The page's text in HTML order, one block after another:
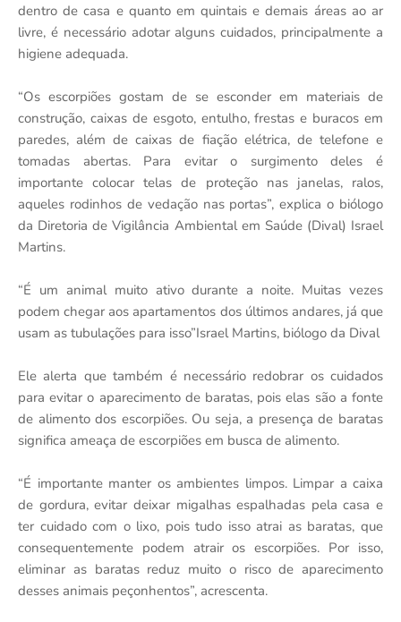
dentro de casa e quanto em quintais e demais áreas ao ar
livre, é necessário adotar alguns cuidados, principalmente a
higiene adequada.
“Os escorpiões gostam de se esconder em materiais de
construção, caixas de esgoto, entulho, frestas e buracos em
paredes, além de caixas de fiação elétrica, de telefone e
tomadas abertas. Para evitar o surgimento deles é
importante colocar telas de proteção nas janelas, ralos,
aqueles rodinhos de vedação nas portas”, explica o biólogo
da Diretoria de Vigilância Ambiental em Saúde (Dival) Israel
Martins.
“É um animal muito ativo durante a noite. Muitas vezes
podem chegar aos apartamentos dos últimos andares, já que
usam as tubulações para isso”Israel Martins, biólogo da Dival
Ele alerta que também é necessário redobrar os cuidados
para evitar o aparecimento de baratas, pois elas são a fonte
de alimento dos escorpiões. Ou seja, a presença de baratas
significa ameaça de escorpiões em busca de alimento.
“É importante manter os ambientes limpos. Limpar a caixa
de gordura, evitar deixar migalhas espalhadas pela casa e
ter cuidado com o lixo, pois tudo isso atrai as baratas, que
consequentemente podem atrair os escorpiões. Por isso,
eliminar as baratas reduz muito o risco de aparecimento
desses animais peçonhentos”, acrescenta.